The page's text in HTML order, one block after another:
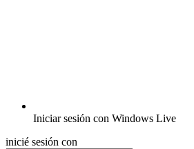
Iniciar sesión con Windows Live
inicié sesión con